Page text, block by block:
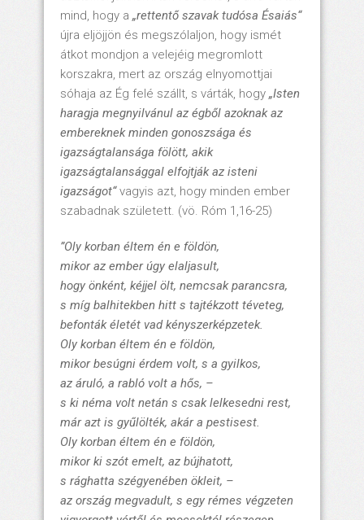
mind, hogy a „rettentő szavak tudósa Ésaiás“
újra eljöjjön és megszólaljon, hogy ismét
átkot mondjon a velejéig megromlott
korszakra, mert az ország elnyomottjai
sóhaja az Ég felé szállt, s várták, hogy „Isten
haragja megnyilvánul az égből azoknak az
embereknek minden gonoszsága és
igazságtalansága fölött, akik
igazságtalansággal elfojtják az isteni
igazságot“vagyis azt, hogy minden ember
szabadnak született. (vö. Róm 1,16-25)
”Oly korban éltem én e földön,
mikor az ember úgy elaljasult,
hogy önként, kéjjel ölt, nemcsak parancsra,
s míg balhitekben hitt s tajtékzott téveteg,
befonták életét vad kényszerképzetek.
Oly korban éltem én e földön,
mikor besúgni érdem volt, s a gyilkos,
az áruló, a rabló volt a hős, –
s ki néma volt netán s csak lelkesedni rest,
már azt is gyűlölték, akár a pestisest.
Oly korban éltem én e földön,
mikor ki szót emelt, az bújhatott,
s rághatta szégyenében ökleit, –
az ország megvadult, s egy rémes végzeten